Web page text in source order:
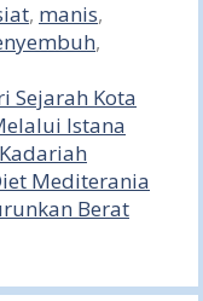
, manis,
,
Sejarah Kota
Istana
Mediterania
Berat